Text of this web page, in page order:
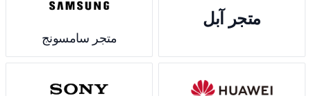
متجر آبل
متجر سامسونج